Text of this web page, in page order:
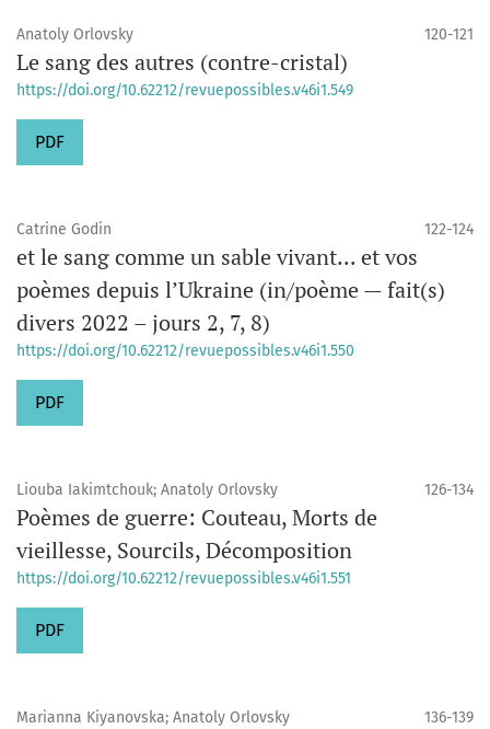
Anatoly Orlovsky 120-121
Le sang des autres (contre-cristal)
https://doi.org/10.62212/revuepossibles.v46i1.549
PDF
Catrine Godin 122-124
et le sang comme un sable vivant... et vos
poèmes depuis l’Ukraine (in/poème — fait(s)
divers 2022 – jours 2, 7, 8)
https://doi.org/10.62212/revuepossibles.v46i1.550
PDF
Liouba Iakimtchouk; Anatoly Orlovsky 126-134
Poèmes de guerre: Couteau, Morts de
vieillesse, Sourcils, Décomposition
https://doi.org/10.62212/revuepossibles.v46i1.551
PDF
Marianna Kiyanovska; Anatoly Orlovsky 136-139